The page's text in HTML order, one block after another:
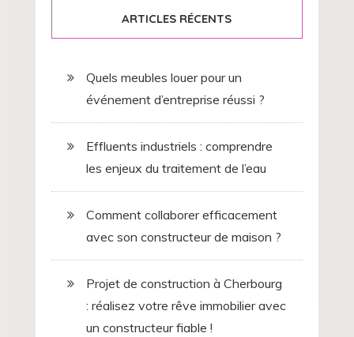
ARTICLES RÉCENTS
Quels meubles louer pour un
événement d’entreprise réussi ?
Effluents industriels : comprendre
les enjeux du traitement de l’eau
Comment collaborer efficacement
avec son constructeur de maison ?
Projet de construction à Cherbourg
: réalisez votre rêve immobilier avec
un constructeur fiable !